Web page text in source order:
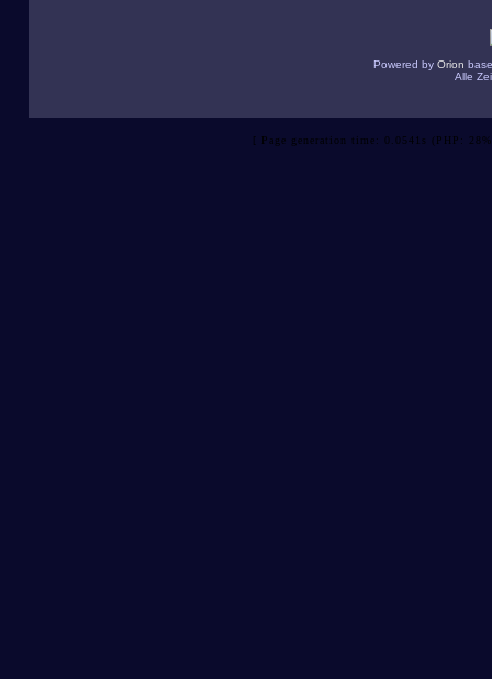
Powered by Orion
Alle
[ Page generation time: 0.0541s (PHP: